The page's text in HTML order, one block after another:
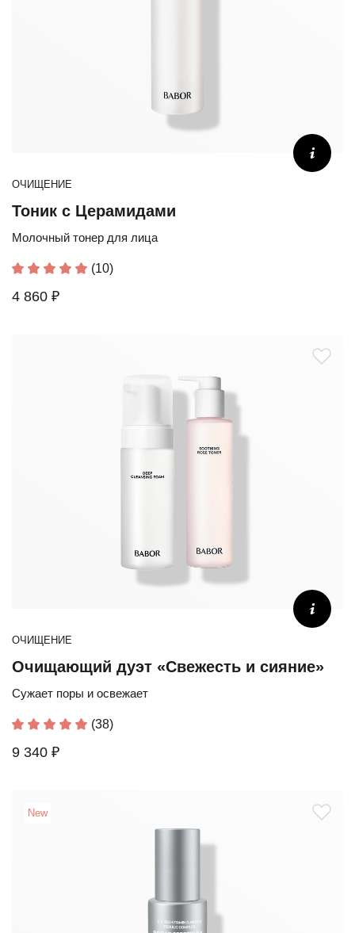
ОЧИЩЕНИЕ
Тоник с Церамидами
Молочный тонер для лица
(10)
4 860 ₽
ОЧИЩЕНИЕ
Очищающий дуэт «Свежесть и сияние»
Сужает поры и освежает
(38)
9 340 ₽
New